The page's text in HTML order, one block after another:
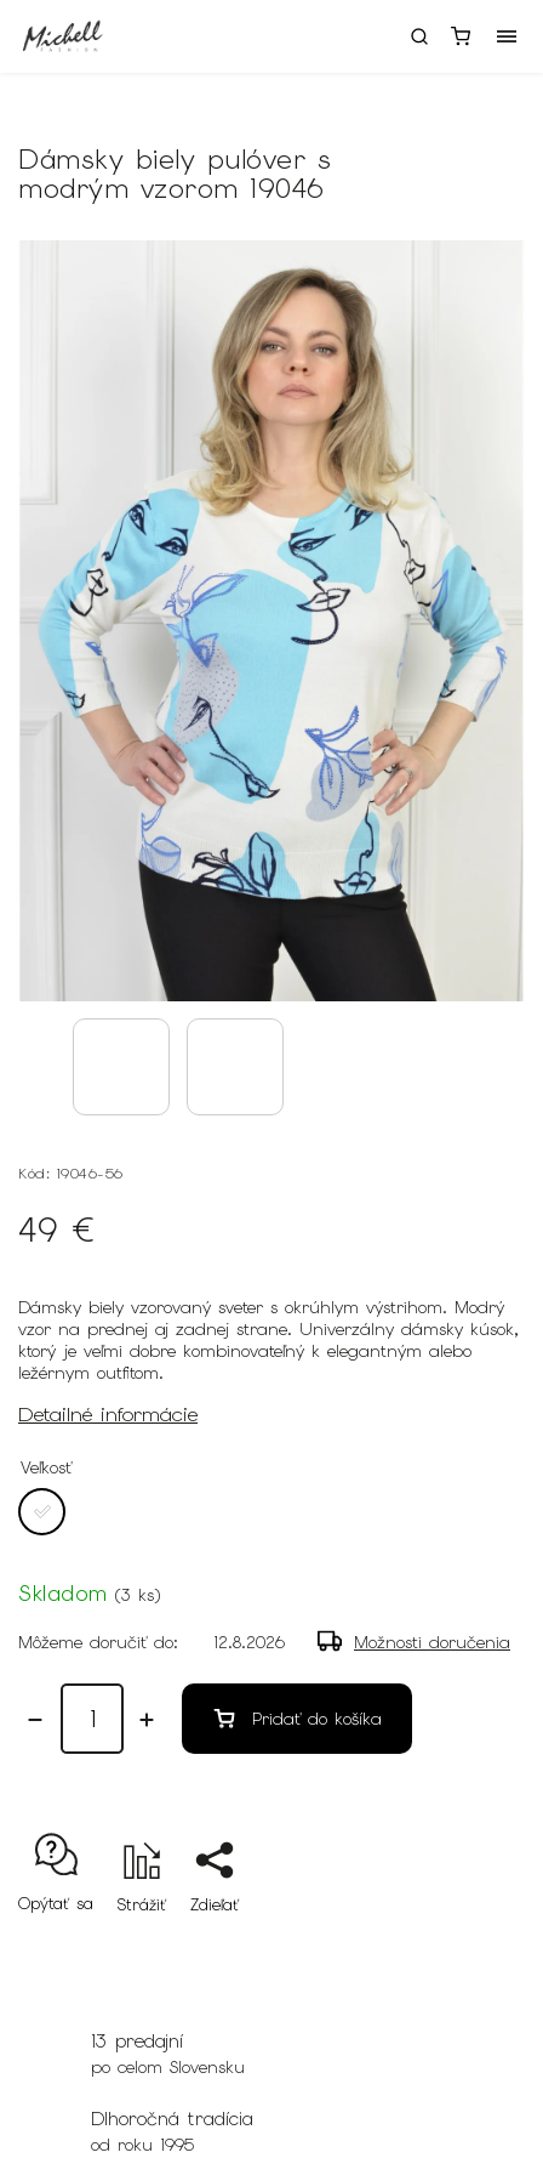
Dámsky biely pulóver s
modrým vzorom 19046
Kód: 19046-56
49 €
Dámsky biely vzorovaný sveter s okrúhlym výstrihom. Modrý
vzor na prednej aj zadnej strane. Univerzálny dámsky kúsok,
ktorý je veľmi dobre kombinovateľný k elegantným alebo
ležérnym outfitom.
Detailné informácie
Veľkosť
Skladom (3 ks)
Môžeme doručiť do: 12.8.2026 Možnosti doručenia
Pridať do košíka
Opýtať sa Strážiť Zdieľať
13 predajní
po celom Slovensku
Dlhoročná tradícia
od roku 1995